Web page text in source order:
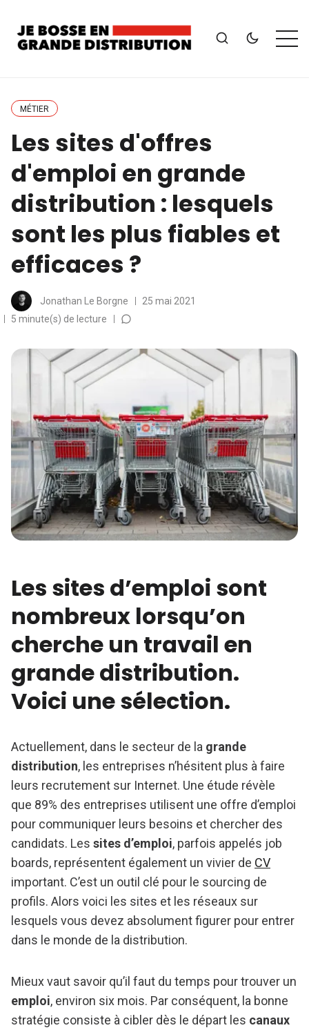
MÉTIER
Les sites d'offres
d'emploi en grande
distribution : lesquels
sont les plus fiables et
efficaces ?
Jonathan Le Borgne
25 mai 2021
5 minute(s) de lecture
Les sites d’emploi sont
nombreux lorsqu’on
cherche un travail en
grande distribution.
Voici une sélection.
Actuellement, dans le secteur de la grande
distribution, les entreprises n’hésitent plus à faire
leurs recrutement sur Internet. Une étude révèle
que 89% des entreprises utilisent une offre d’emploi
pour communiquer leurs besoins et chercher des
candidats. Les sites d’emploi, parfois appelés job
boards, représentent également un vivier de CV
important. C’est un outil clé pour le sourcing de
profils. Alors voici les sites et les réseaux sur
lesquels vous devez absolument figurer pour entrer
dans le monde de la distribution.
Mieux vaut savoir qu’il faut du temps pour trouver un
emploi, environ six mois. Par conséquent, la bonne
stratégie consiste à cibler dès le départ les canaux